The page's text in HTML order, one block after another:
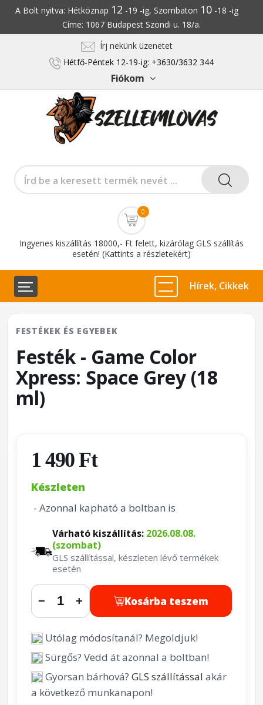
A Bolt nyitva: Hétköznap 12 -19 -ig, Szombaton 10-18 -ig
Címe: 1067 Budapest Szondi u. 18/a.
Írj nekünk üzenetet
Hétfő-Péntek 12-19-ig: +3630/3632 344
Fiókom
0
Ingyenes kiszállítás 18000,- Ft felett, kizárólag GLS szállítás
esetén! (Kattints a részletekért)
Hírek, Cikkek
FESTÉKEK ÉS EGYEBEK
Festék - Game Color
Xpress: Space Grey (18
ml)
1 490 Ft
Készleten
- Azonnal kapható a boltban is
Várható kiszállítás: 2026.08.08.
(szombat)
GLS szállítással, készleten lévő termékek
esetén
− + Kosárba teszem
Utólag módosítanál? Megoldjuk!
Sürgős? Vedd át azonnal a boltban!
Gyorsan bárhová? GLS szállítással akár
a következő munkanapon!